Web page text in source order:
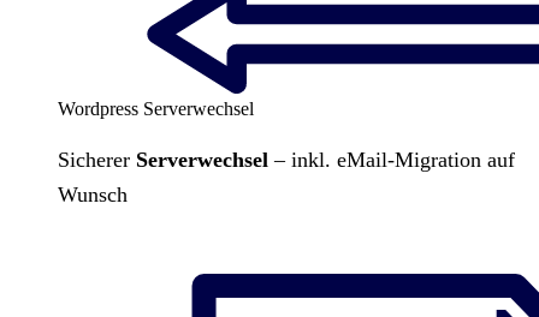
Wordpress Serverwechsel
Sicherer Serverwechsel – inkl. eMail-Migration auf
Wunsch